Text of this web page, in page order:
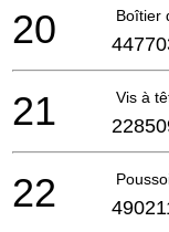
Boîtier
20
Vis à
21
22